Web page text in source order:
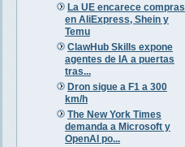
La UE encarece compras
en AliExpress, Shein y
Temu
ClawHub Skills expone
agentes de IA a puertas
tras...
Dron sigue a F1 a 300
km/h
The New York Times
demanda a Microsoft y
OpenAI po...